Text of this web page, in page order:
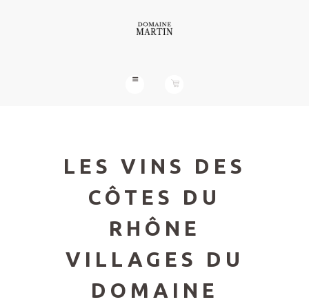
LES VINS DES
CÔTES DU
RHÔNE
VILLAGES DU
DOMAINE